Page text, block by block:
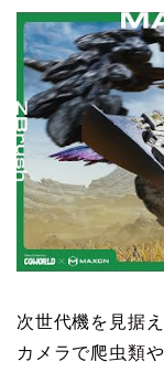
次世代機を見据
カメラで爬虫類